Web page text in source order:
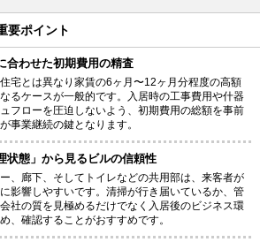
要ポイント
合わせた初期費用の精査
宅とは異なり家賃の6ヶ月〜12ヶ月分程度の高額
るケースが一般的です。入居時の工事費用や什器
フローを圧迫しないよう、初期費用の総額を事前
事業継続の鍵となります。
状態」から見るビルの信頼性
、廊下、そしてトイレなどの共用部は、来客者が
影響しやすいです。清掃が行き届いているか、管
社の質を見極めるだけでなく入居後のビジネス環
、確認することがおすすめです。